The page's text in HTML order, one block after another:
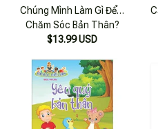
Chúng Mình Làm Gì Để…
Chăm Sóc Bản Thân?
$13.99 USD